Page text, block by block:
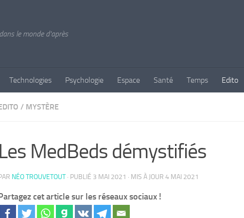
le monde d'après
Technologies Psychologie Espace Santé Temps Edito
/ MYSTÈRE
Les MedBeds démystifiés
NÉO TROUVETOUT · PUBLIÉ 3 MAI 2021 · MIS À JOUR 4 MAI 2021
cet article sur les réseaux sociaux !